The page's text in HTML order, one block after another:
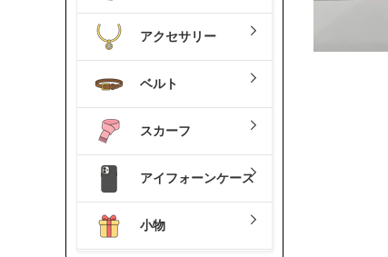
アクセサリー
ベルト
スカーフ
アイフォーンケース
小物